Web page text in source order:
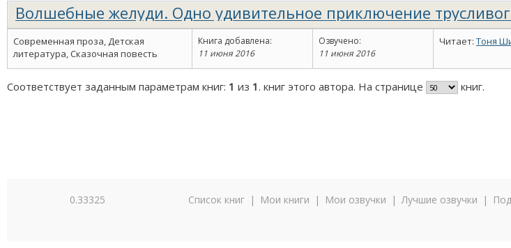
Волшебные желуди. Одно удивительное приключение
рюма и глупого норика. (слушать 1 ч. 48 мин.)
Современная проза, Детская
литература, Сказочная повесть
Книга добавлена:
11 июня 2016
Озвучено:
11 июня 2016
Читает: Тоня
Соответствует заданным параметрам книг: 1 из 1. книг этого автора. На странице книг.
0.33325 Список книг | Мои книги | Мои озвучки | Лучшие озвучки |